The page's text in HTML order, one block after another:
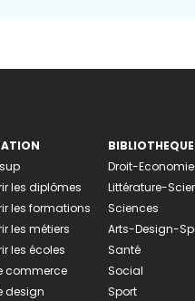
les diplômes
les formations
les métiers
les écoles
commerce
design
Droit-
Littérature-
Sciences
Arts-Design-
Santé
Social
Sport